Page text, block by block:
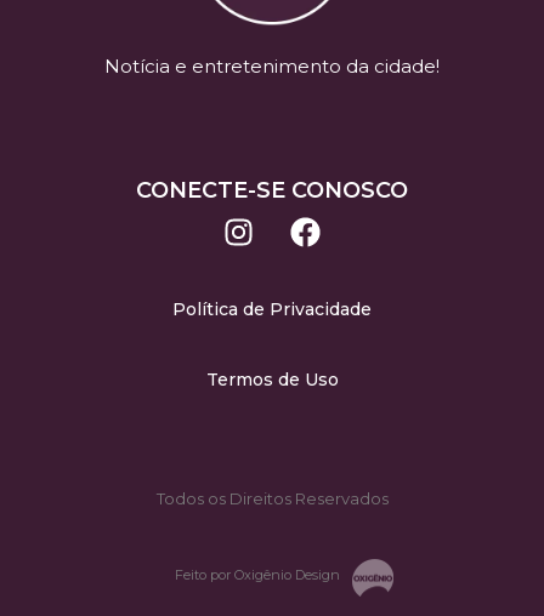
Notícia e entretenimento da cidade!
CONECTE-SE CONOSCO
Política de Privacidade
Termos de Uso
Todos os Direitos Reservados
Feito por Oxigênio Design